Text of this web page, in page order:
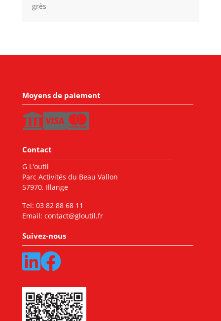
grès
Moyens de paiement
Contact
G L'outil
Parc Activités du Beau Vallon
57970, Illange
Tel: 03 82 88 68 11
Email: contact@gloutil.fr
Suivez-nous